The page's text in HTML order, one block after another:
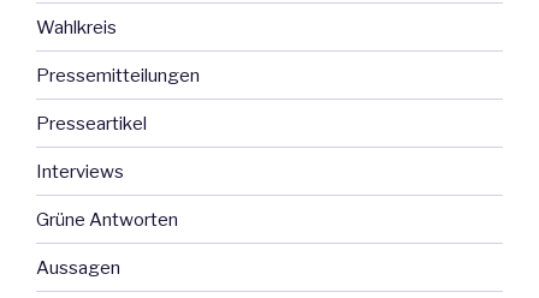
Wahlkreis
Pressemitteilungen
Presseartikel
Interviews
Grüne Antworten
Aussagen